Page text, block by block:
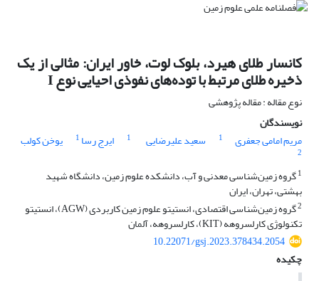
کانسار طلای هیرد، بلوک لوت، خاور ایران: مثالی از یک
ذخیره طلای مرتبط با توده‌های نفوذی احیایی نوع I
نوع مقاله : مقاله پژوهشی
نویسندگان
مریم امامی جعفری
1 سعید علیرضایی 1 ایرج رسا 1 یوخن کولب
2
1گروه زمین‌شناسی معدنی و آب، دانشکده علوم زمین، دانشگاه شهید
بهشتی، تهران، ایران
2 گروه زمین‌شناسی اقتصادی، انستیتو علوم زمین کاربردی (AGW)، انستیتو
تکنولوژی کارلسروهه (KIT)، کارلسروهه، آلمان
10.22071/gsj.2023.378434.2054
چکیده